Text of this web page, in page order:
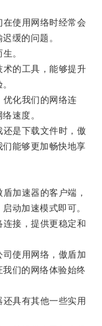
使用网络时经常会
缓的问题。
。
的工具，能够提升
化我们的网络连
速度。
是下载文件时，傲
能够更加畅快地享
加速器的客户端，
动加速模式即可。
接，提供更稳定和
使用网络，傲盾加
们的网络体验始终
具有其他一些实用